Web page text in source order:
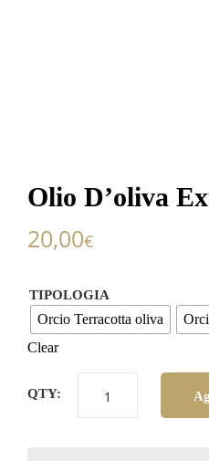
Olio D’oliva
20,00€
TIPOLOGIA
Orcio Terracotta oliva
Clear
QTY: